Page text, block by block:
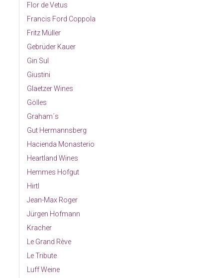
Flor de Vetus
Francis Ford Coppola
Fritz Müller
Gebrüder Kauer
Gin Sul
Giustini
Glaetzer Wines
Gölles
Graham´s
Gut Hermannsberg
Hacienda Monasterio
Heartland Wines
Hemmes Hofgut
Hirtl
Jean-Max Roger
Jürgen Hofmann
Kracher
Le Grand Rève
Le Tribute
Luff Weine